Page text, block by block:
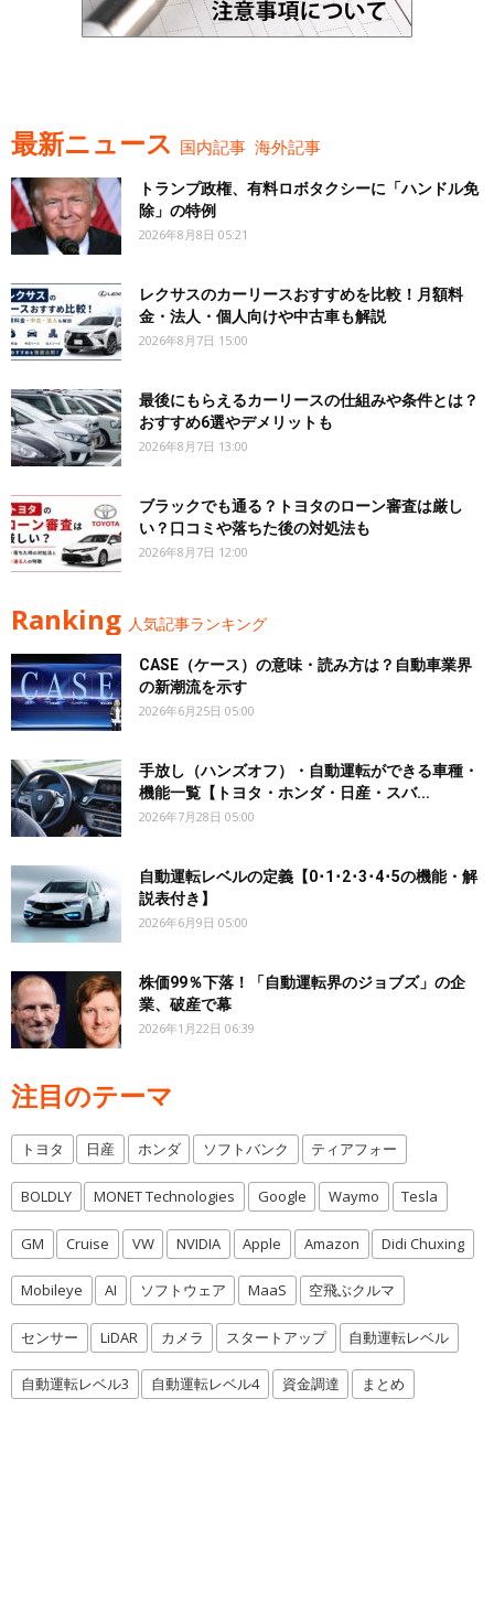
最新ニュース 国内記事 海外記事
トランプ政権、有料ロボタクシーに「ハンドル免
除」の特例
2026年8月8日 05:21
レクサスのカーリースおすすめを比較！月額料
金・法人・個人向けや中古車も解説
2026年8月7日 15:00
最後にもらえるカーリースの仕組みや条件とは？
おすすめ6選やデメリットも
2026年8月7日 13:00
ブラックでも通る？トヨタのローン審査は厳し
い？口コミや落ちた後の対処法も
2026年8月7日 12:00
Ranking 人気記事ランキング
CASE（ケース）の意味・読み方は？自動車業界
の新潮流を示す
2026年6月25日 05:00
手放し（ハンズオフ）・自動運転ができる車種・
機能一覧【トヨタ・ホンダ・日産・スバ...
2026年7月28日 05:00
自動運転レベルの定義【0･1･2･3･4･5の機能・解
説表付き】
2026年6月9日 05:00
株価99％下落！「自動運転界のジョブズ」の企
業、破産で幕
2026年1月22日 06:39
注目のテーマ
トヨタ 日産 ホンダ ソフトバンク ティアフォー
BOLDLY MONET Technologies Google Waymo Tesla
GM Cruise VW NVIDIA Apple Amazon Didi Chuxing
Mobileye AI ソフトウェア MaaS 空飛ぶクルマ
センサー LiDAR カメラ スタートアップ 自動運転レベル
自動運転レベル3 自動運転レベル4 資金調達 まとめ